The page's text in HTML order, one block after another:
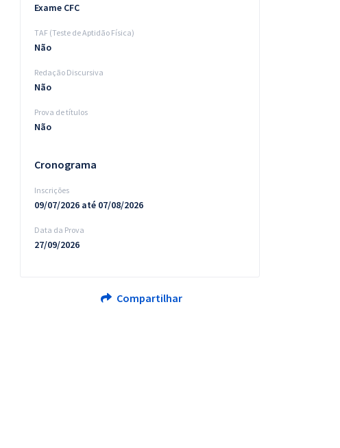
Exame CFC
TAF (Teste de Aptidão Física)
Não
Redação Discursiva
Não
Prova de títulos
Não
Cronograma
Inscrições
09/07/2026 até 07/08/2026
Data da Prova
27/09/2026
Compartilhar